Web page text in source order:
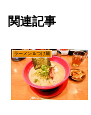
関連記事
ラーメン＆つけ麺